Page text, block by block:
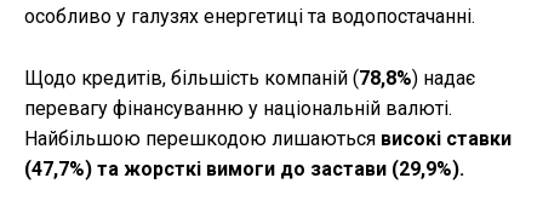
особливо у галузях енергетиці та водопостачанні.
Щодо кредитів, більшість компаній (78,8%) надає
перевагу фінансуванню у національній валюті.
Найбільшою перешкодою лишаються високі ставки
(47,7%) та жорсткі вимоги до застави (29,9%).